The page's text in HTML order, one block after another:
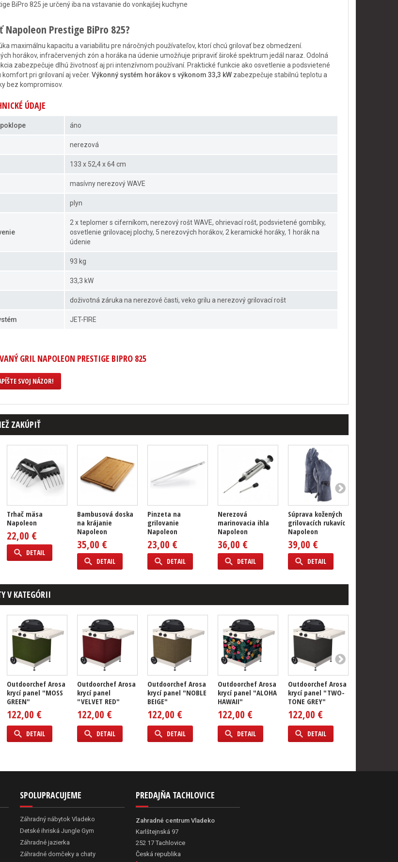
BiPro 825 je určený iba na vstavanie do vonkajšej kuchyne
Napoleon Prestige BiPro 825?
maximálnu kapacitu a variabilitu pre náročných používateľov, ktorí chcú grilovať bez obmedzení.
horákov, infračervených zón a horáka na údenie umožňuje pripraviť široké spektrum jedál naraz. Odolná
zabezpečuje dlhú životnosť aj pri intenzívnom používaní. Praktické funkcie ako osvetlenie a podsvietené
pri grilovaní aj večer. Výkonný systém horákov s výkonom 33,3 kW zabezpečuje stabilnú teplotu a
bez kompromisov.
ÚDAJE
áno
nerezová
133 x 52,4 x 64 cm
masívny nerezový WAVE
plyn
2 x teplomer s ciferníkom, nerezový rošt WAVE, ohrievací rošt, podsvietené gombíky,
osvetlenie grilovacej plochy, 5 nerezových horákov, 2 keramické horáky, 1 horák na
údenie
93 kg
33,3 kW
doživotná záruka na nerezové časti, veko grilu a nerezový grilovací rošt
JET-FIRE
GRIL NAPOLEON PRESTIGE BIPRO 825
SVOJ NÁZOR!
ZAKÚPIŤ
Trhač mäsa
Napoleon
22,00 €
DETAIL
Bambusová doska
na krájanie
Napoleon
35,00 €
DETAIL
Pinzeta na
grilovanie
Napoleon
23,00 €
DETAIL
Nerezová
marinovacia ihla
Napoleon
36,00 €
DETAIL
Súprava kožených
grilovacích rukavíc
Napoleon
39,00 €
DETAIL
V KATEGÓRII
Outdoorchef Arosa
krycí panel "MOSS
GREEN"
122,00 €
DETAIL
Outdoorchef Arosa
krycí panel
"VELVET RED"
122,00 €
DETAIL
Outdoorchef Arosa
krycí panel "NOBLE
BEIGE"
122,00 €
DETAIL
Outdoorchef Arosa
krycí panel "ALOHA
HAWAII"
122,00 €
DETAIL
Outdoorchef Arosa
krycí panel "TWO-
TONE GREY"
122,00 €
DETAIL
SPOLUPRACUJEME
Záhradný nábytok Vladeko
Detské ihriská Jungle Gym
Záhradné jazierka
Záhradné domčeky a chaty
PREDAJŇA TACHLOVICE
Zahradné centrum Vladeko
Karlštejnská 97
252 17 Tachlovice
Česká republika